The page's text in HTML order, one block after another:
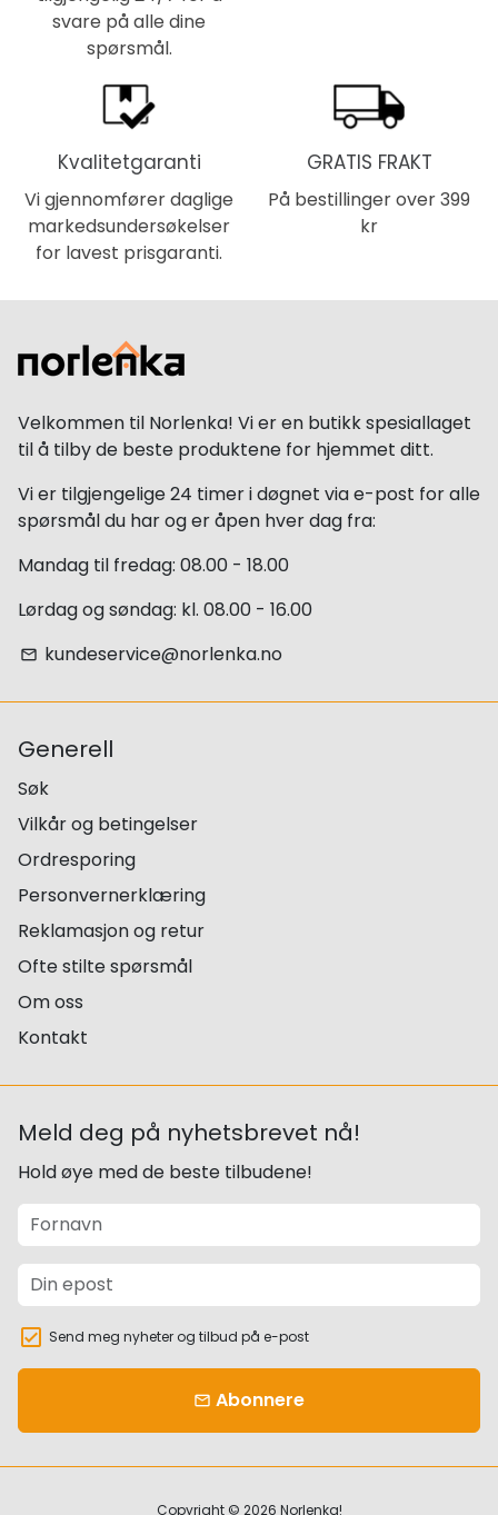
svare på alle dine
spørsmål.
Kvalitetgaranti
Vi gjennomfører daglige
markedsundersøkelser
for lavest prisgaranti.
GRATIS FRAKT
På bestillinger over 399
kr
Velkommen til Norlenka! Vi er en butikk spesiallaget
til å tilby de beste produktene for hjemmet ditt.
Vi er tilgjengelige 24 timer i døgnet via e-post for alle
spørsmål du har og er åpen hver dag fra:
Mandag til fredag: 08.00 - 18.00
Lørdag og søndag: kl. 08.00 - 16.00
email kundeservice@norlenka.no
Generell
Søk
Vilkår og betingelser
Ordresporing
Personvernerklæring
Reklamasjon og retur
Ofte stilte spørsmål
Om oss
Kontakt
Meld deg på nyhetsbrevet nå!
Hold øye med de beste tilbudene!
Send meg nyheter og tilbud på e-post
email Abonnere
Copyright © 2026 Norlenka!